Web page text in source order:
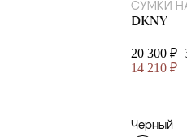
СУМКИ
DKNY
20 300 ₽-
14 210 ₽
Черный